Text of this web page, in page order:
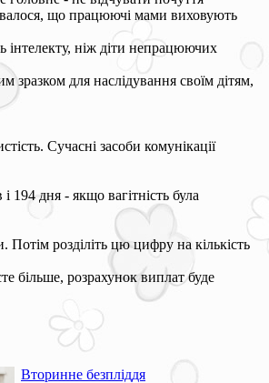
що працюючі мами виховують
ніж діти непрацюючих
для наслідування своїм дітям,
Сучасні засоби комунікації
194 дня - якщо вагітність була
розділіть цю цифру на кількість
більше, розрахунок виплат буде
Вторинне безпліддя